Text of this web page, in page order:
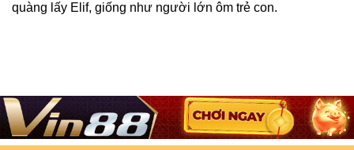
quàng lấy Elif, giống như người lớn ôm trẻ con.